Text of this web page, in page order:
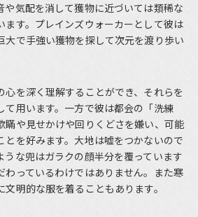
や気配を消して獲物に近づいては類稀な
ます。プレインズウォーカーとして彼は
大で手強い獲物を探して次元を渡り歩い
を深く理解することができ、それらを
て用います。一方で彼は都会の「洗練
瞞や見せかけや回りくどさを嫌い、可能
とを好みます。大地は嘘をつかないので
うな兜はガラクの顔半分を覆っています
わっているわけではありません。また寒
明的な服を着ることもあります。